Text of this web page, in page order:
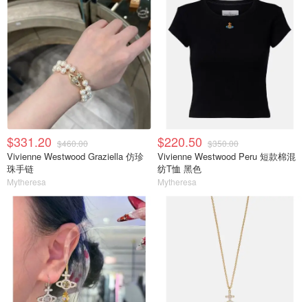
$331.20 $460.00
Vivienne Westwood Graziella 仿珍
珠手链
Mytheresa
$220.50 $350.00
Vivienne Westwood Peru 短款棉混
纺T恤 黑色
Mytheresa